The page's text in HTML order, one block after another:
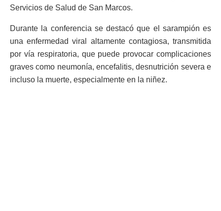
Servicios de Salud de San Marcos.
Durante la conferencia se destacó que el sarampión es
una enfermedad viral altamente contagiosa, transmitida
por vía respiratoria, que puede provocar complicaciones
graves como neumonía, encefalitis, desnutrición severa e
incluso la muerte, especialmente en la niñez.